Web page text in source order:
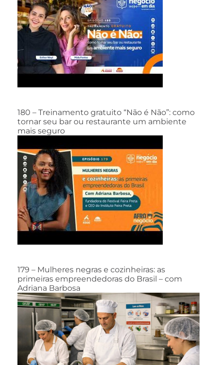
180 – Treinamento gratuito “Não é Não”: como
tornar seu bar ou restaurante um ambiente
mais seguro
179 – Mulheres negras e cozinheiras: as
primeiras empreendedoras do Brasil – com
Adriana Barbosa